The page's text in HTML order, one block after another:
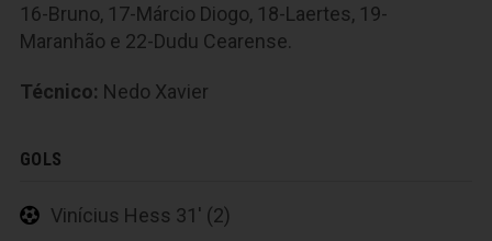
16-Bruno, 17-Márcio Diogo, 18-Laertes, 19-
Maranhão e 22-Dudu Cearense.
Técnico: Nedo Xavier
GOLS
Vinícius Hess 31' (2)